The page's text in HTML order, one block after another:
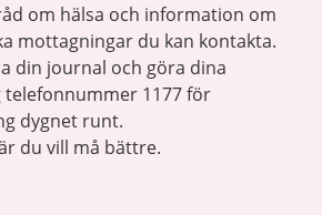
om hälsa och information om
mottagningar du kan kontakta.
din journal och göra dina
telefonnummer 1177 för
dygnet runt.
du vill må bättre.